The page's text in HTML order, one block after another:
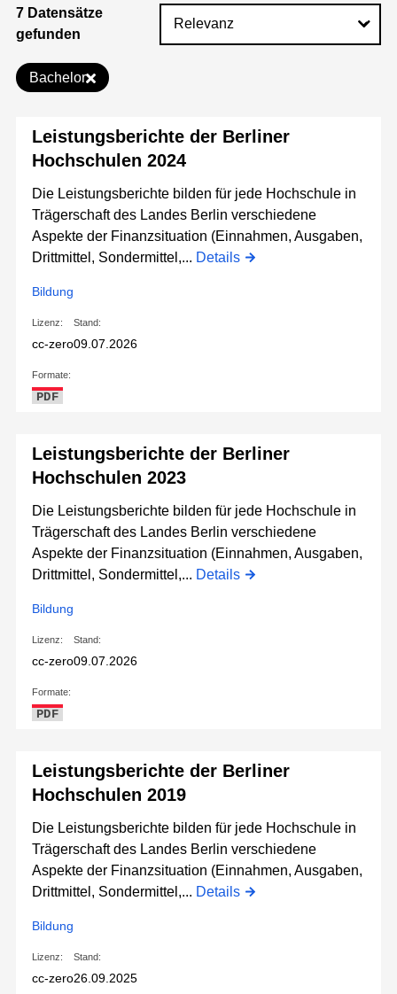
7 Datensätze
gefunden
Bachelor
Leistungsberichte der Berliner
Hochschulen 2024
Die Leistungsberichte bilden für jede Hochschule in
Trägerschaft des Landes Berlin verschiedene
Aspekte der Finanzsituation (Einnahmen, Ausgaben,
Drittmittel, Sondermittel,... Details
Bildung
Lizenz:
cc-zero
Stand:
09.07.2026
Formate:
PDF
Leistungsberichte der Berliner
Hochschulen 2023
Die Leistungsberichte bilden für jede Hochschule in
Trägerschaft des Landes Berlin verschiedene
Aspekte der Finanzsituation (Einnahmen, Ausgaben,
Drittmittel, Sondermittel,... Details
Bildung
Lizenz:
cc-zero
Stand:
09.07.2026
Formate:
PDF
Leistungsberichte der Berliner
Hochschulen 2019
Die Leistungsberichte bilden für jede Hochschule in
Trägerschaft des Landes Berlin verschiedene
Aspekte der Finanzsituation (Einnahmen, Ausgaben,
Drittmittel, Sondermittel,... Details
Bildung
Lizenz:
cc-zero
Stand:
26.09.2025